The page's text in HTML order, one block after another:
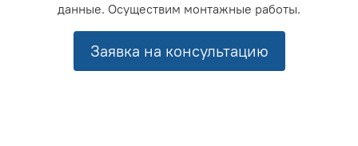
данные. Осуществим монтажные работы.
Заявка на консультацию